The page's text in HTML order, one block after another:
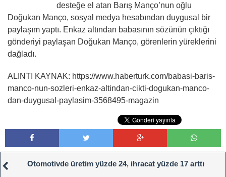
desteğe el atan Barış Manço’nun oğlu
Doğukan Manço, sosyal medya hesabından duygusal bir
paylaşım yaptı. Enkaz altından babasının sözünün çıktığı
gönderiyi paylaşan Doğukan Manço, görenlerin yüreklerini
dağladı.
ALINTI KAYNAK: https://www.haberturk.com/babasi-baris-
manco-nun-sozleri-enkaz-altindan-cikti-dogukan-manco-
dan-duygusal-paylasim-3568495-magazin
Otomotivde üretim yüzde 24, ihracat yüzde 17 arttı